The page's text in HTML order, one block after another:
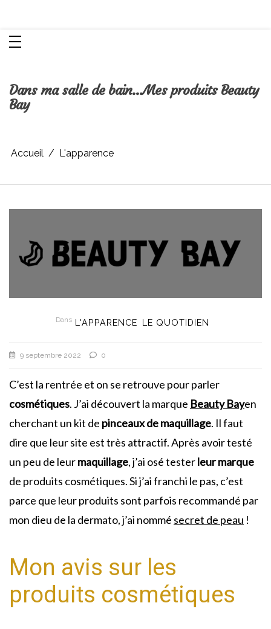
Dans ma salle de bain…Mes produits Beauty
Bay
Accueil L'apparence
Dans L'APPARENCE LE QUOTIDIEN
9 septembre 2022 0
C’est la rentrée et on se retrouve pour parler
cosmétiques. J’ai découvert la marque Beauty Bayen
cherchant un kit de pinceaux de maquillage. Il faut
dire que leur site est très attractif. Après avoir testé
un peu de leurmaquillage, j’ai osé testerleur marque
de produits cosmétiques. Si j’ai franchi le pas, c’est
parce que leur produits sont parfois recommandé par
mon dieu de la dermato, j’ai nommé secret de peau !
Mon avis sur les
produits cosmétiques